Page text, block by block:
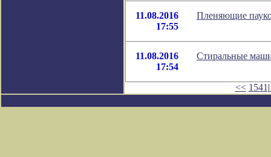
11.08.2016
17:55
Пленяющие
11.08.2016
17:54
Стиральные
<< 1541 |